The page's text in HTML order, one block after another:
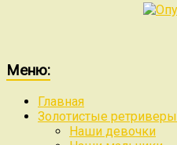
Меню:
Главная
Золотистые ретриверы
Наши девочки